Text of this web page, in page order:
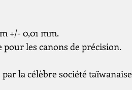
+/- 0,01 mm.
les canons de précision.
la célèbre société taïwanaise